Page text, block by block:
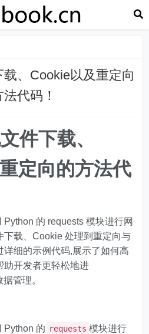
、Cookie以及重定向
代码！
件下载、
定向的方法代
的 requests 模块进行网
下载、Cookie 处理到重定向与
详细的示例代码,展示了如何高
助开发者更轻松地进
管理。
Python 的 requests 模块进行